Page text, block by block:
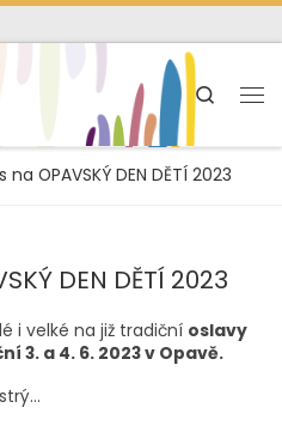
Search
OPAVSKÝ DEN DĚTÍ 2023
DEN DĚTÍ 2023
i velké na již tradiční oslavy
3. a 4. 6. 2023 v Opavě.